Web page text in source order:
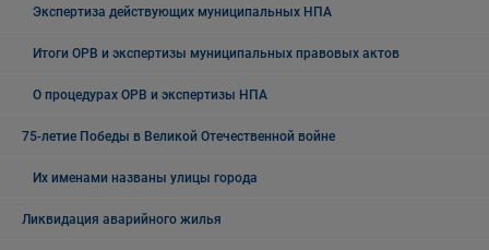
Экспертиза действующих муниципальных НПА
Итоги ОРВ и экспертизы муниципальных правовых актов
О процедурах ОРВ и экспертизы НПА
75-летие Победы в Великой Отечественной войне
Их именами названы улицы города
Ликвидация аварийного жилья